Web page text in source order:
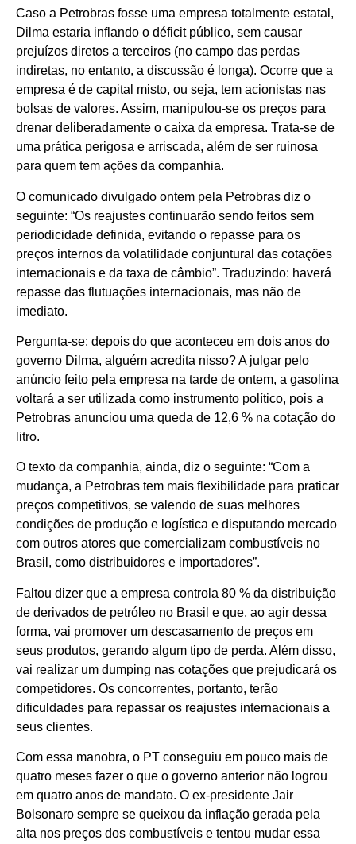
Caso a Petrobras fosse uma empresa totalmente estatal,
Dilma estaria inflando o déficit público, sem causar
prejuízos diretos a terceiros (no campo das perdas
indiretas, no entanto, a discussão é longa). Ocorre que a
empresa é de capital misto, ou seja, tem acionistas nas
bolsas de valores. Assim, manipulou-se os preços para
drenar deliberadamente o caixa da empresa. Trata-se de
uma prática perigosa e arriscada, além de ser ruinosa
para quem tem ações da companhia.
O comunicado divulgado ontem pela Petrobras diz o
seguinte: “Os reajustes continuarão sendo feitos sem
periodicidade definida, evitando o repasse para os
preços internos da volatilidade conjuntural das cotações
internacionais e da taxa de câmbio”. Traduzindo: haverá
repasse das flutuações internacionais, mas não de
imediato.
Pergunta-se: depois do que aconteceu em dois anos do
governo Dilma, alguém acredita nisso? A julgar pelo
anúncio feito pela empresa na tarde de ontem, a gasolina
voltará a ser utilizada como instrumento político, pois a
Petrobras anunciou uma queda de 12,6 % na cotação do
litro.
O texto da companhia, ainda, diz o seguinte: “Com a
mudança, a Petrobras tem mais flexibilidade para praticar
preços competitivos, se valendo de suas melhores
condições de produção e logística e disputando mercado
com outros atores que comercializam combustíveis no
Brasil, como distribuidores e importadores”.
Faltou dizer que a empresa controla 80 % da distribuição
de derivados de petróleo no Brasil e que, ao agir dessa
forma, vai promover um descasamento de preços em
seus produtos, gerando algum tipo de perda. Além disso,
vai realizar um dumping nas cotações que prejudicará os
competidores. Os concorrentes, portanto, terão
dificuldades para repassar os reajustes internacionais a
seus clientes.
Com essa manobra, o PT conseguiu em pouco mais de
quatro meses fazer o que o governo anterior não logrou
em quatro anos de mandato. O ex-presidente Jair
Bolsonaro sempre se queixou da inflação gerada pela
alta nos preços dos combustíveis e tentou mudar essa